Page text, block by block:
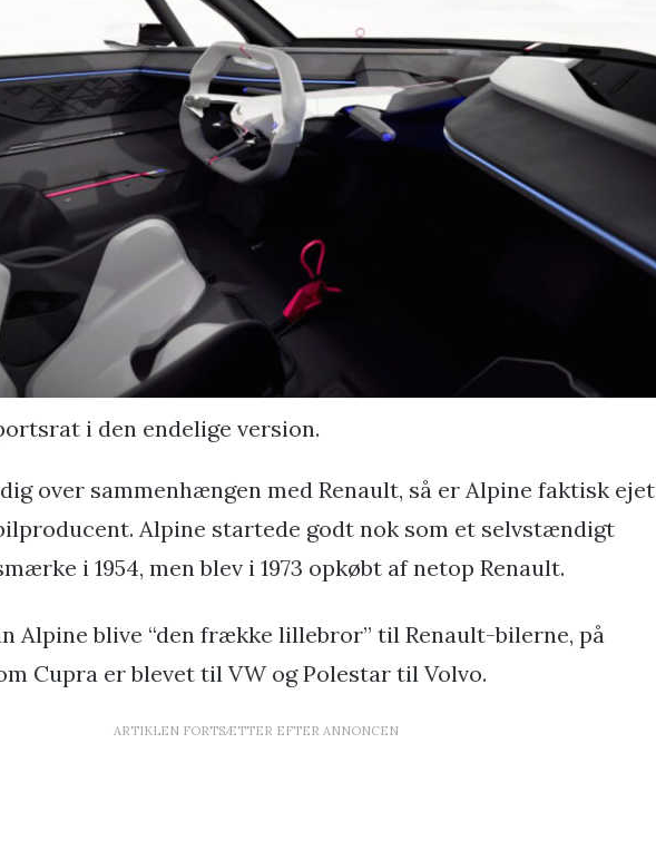
i den endelige version.
over sammenhængen med Renault, så er Alpine faktisk ejet
Alpine startede godt nok som et selvstændigt
i 1954, men blev i 1973 opkøbt af netop Renault.
Alpine blive “den frække lillebror” til Renault-bilerne, på
Cupra er blevet til VW og Polestar til Volvo.
ARTIKLEN FORTSÆTTER EFTER ANNONCEN